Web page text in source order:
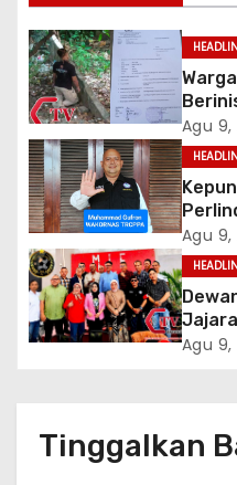
Agu 9,
Agu 9,
(DPN-
Agu 9,
Tinggalkan